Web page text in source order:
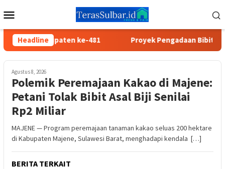
ke
Mobile
Headline
Jadi Kabupaten ke-481 Proyek Pengadaan Bibit
Agustus 8, 2026
Polemik Peremajaan Kakao di Majene:
Petani Tolak Bibit Asal Biji Senilai
Rp2 Miliar
MAJENE — Program peremajaan tanaman kakao seluas 200 hektare
di Kabupaten Majene, Sulawesi Barat, menghadapi kendala […]
BERITA TERKAIT